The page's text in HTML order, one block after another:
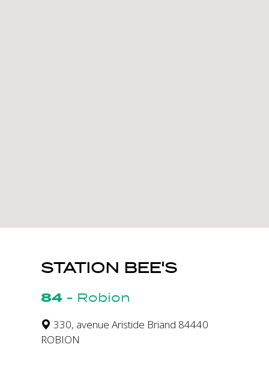
STATION BEE'S
84 - Robion
330, avenue Aristide Briand 84440
ROBION